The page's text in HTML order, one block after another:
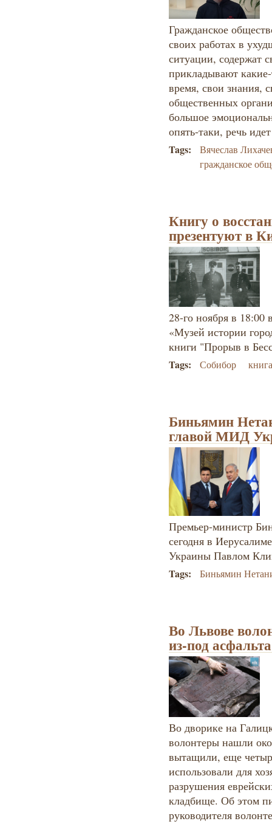
Гражданское
своих работах в
ситуации, содержат
прикладывают
время, свои знания,
общественных
большое
опять-таки, речь
Tags:
Вячеслав
гражданское
Книгу о
презентуют в
28-го ноября в 18:00
«Музей истории
книги "Прорыв в
Tags: Собибор книга
Биньямин
главой МИД
Премьер-министр
сегодня в
Украины Павлом
Tags: Биньямин
Во Львове
из-под асфальта
Во дворике на
волонтеры нашли
вытащили, еще
использовали для
разрушения
кладбище. Об этом
руководителя